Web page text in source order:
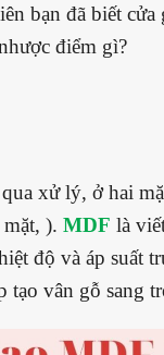
bạn đã biết
điểm gì?
xử lý, ở hai
mặt, ).MDF là
độ và áp suất
vân gỗ sang